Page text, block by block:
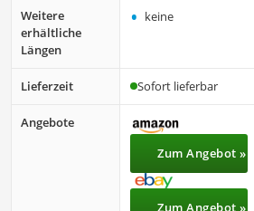
Weitere
erhältliche
Längen
• keine
Lieferzeit Sofort lieferbar
Angebote
Zum Angebot »